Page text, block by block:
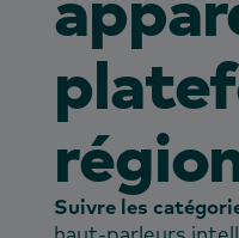
Suivre les